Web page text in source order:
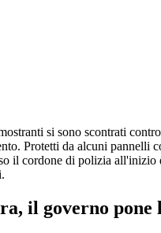
si sono scontrati
Protetti da alcuni
il cordone di polizia
il governo pone